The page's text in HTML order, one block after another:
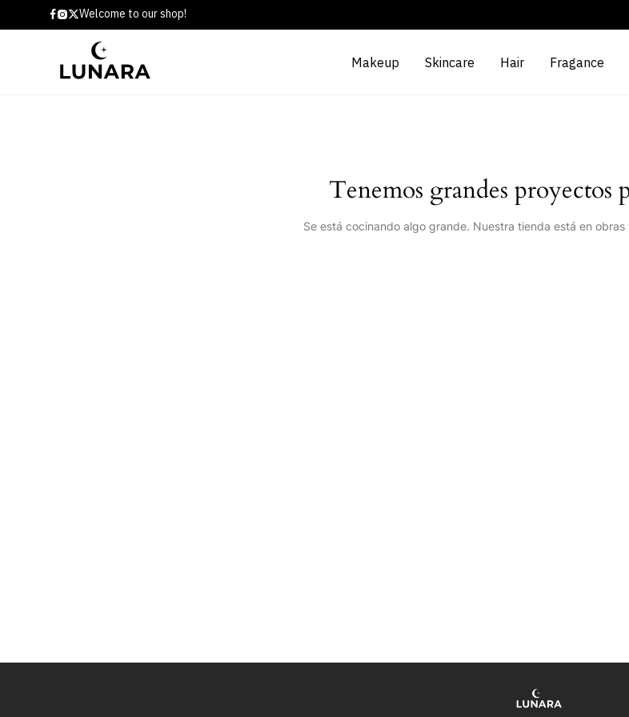
Welcome to our shop!
Makeup Skincare Hair Fragance
Tenemos grandes proyectos
Se está cocinando algo grande. Nuestra tienda está en